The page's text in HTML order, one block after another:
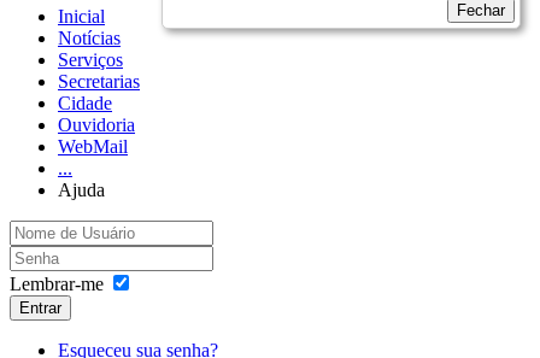
Inicial
Notícias
Serviços
Secretarias
Cidade
Ouvidoria
WebMail
...
Ajuda
Lembrar-me
Entrar
Esqueceu sua senha?
Fechar